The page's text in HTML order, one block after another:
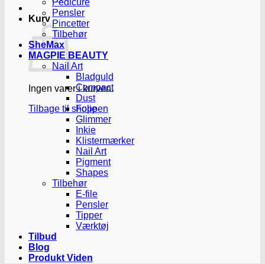
Kurv
Ingen varer i kurven.
Tilbage til shoppen
Pedicure
Pensler
Pincetter
Tilbehør
SheMax
MAGPIE BEAUTY
Nail Art
Bladguld
Compact
Dust
Folie
Glimmer
Inkie
Klistermærker
Nail Art
Pigment
Shapes
Tilbehør
E-file
Pensler
Tipper
Værktøj
Tilbud
Blog
Produkt Viden